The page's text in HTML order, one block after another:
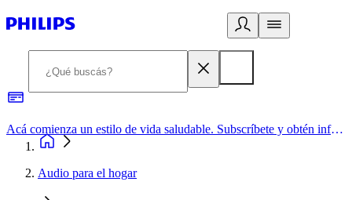
Acá comienza un estilo de vida saludable. Subscríbete y obtén información de primera mano
Audio para el hogar